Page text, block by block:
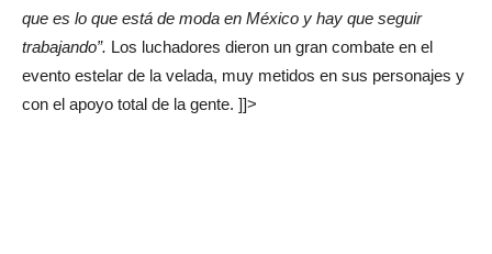
que es lo que está de moda en México y hay que seguir
trabajando”. Los luchadores dieron un gran combate en el
evento estelar de la velada, muy metidos en sus personajes y
con el apoyo total de la gente. ]]>